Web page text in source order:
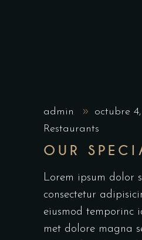
admin
octubre
Restaurants
OUR
Lorem ipsum dolor
consectetur
eiusmod temporinc
met dolore magna